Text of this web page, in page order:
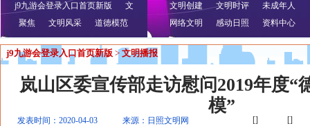
j9九游会登录入口首页新版
文
明播报
公益视频
聚焦 文明风采 道德模范
文明创建 文明时评
未成年人
网络文明
感动日照 资料中心
j9九游会登录入口首页新版 > 文明播报
岚山区委宣传部走访慰问2019年度“
模”
发表时间：2020-04-03 来源：日照文明网 [] []